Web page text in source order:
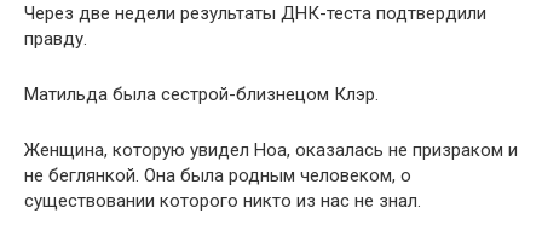
Через две недели результаты ДНК-теста подтвердили
правду.
Матильда была сестрой-близнецом Клэр.
Женщина, которую увидел Ноа, оказалась не призраком и
не беглянкой. Она была родным человеком, о
существовании которого никто из нас не знал.